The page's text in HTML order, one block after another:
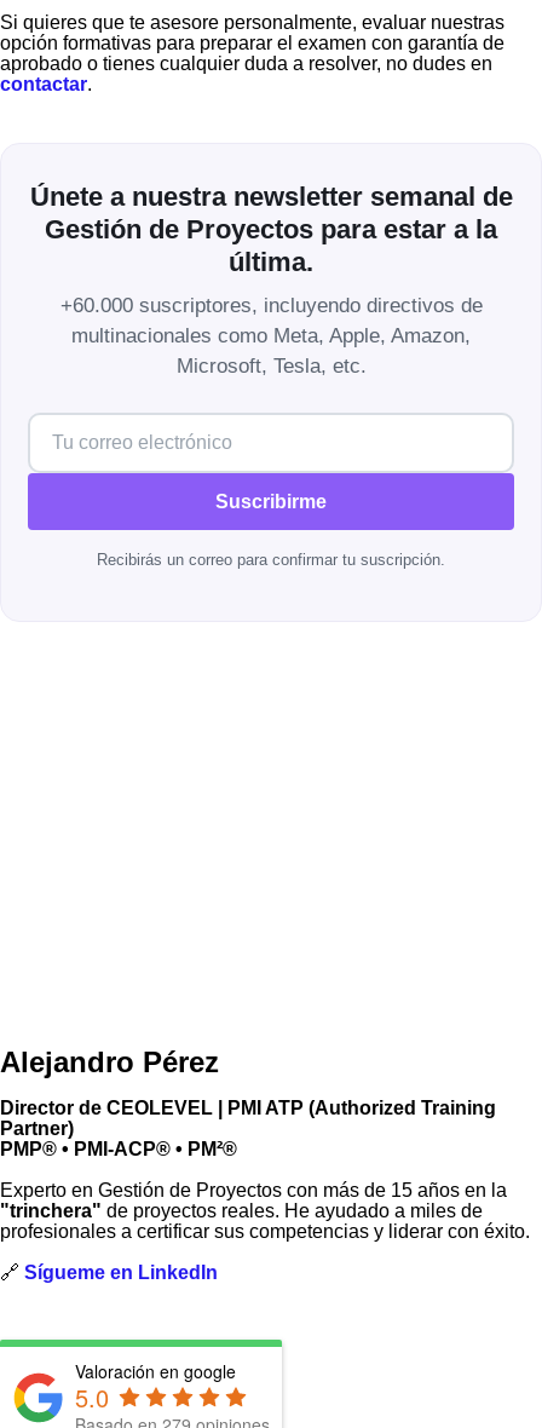
Si quieres que te asesore personalmente, evaluar nuestras
opción formativas para preparar el examen con garantía de
aprobado o tienes cualquier duda a resolver, no dudes en
contactar.
Únete a nuestra newsletter semanal de
Gestión de Proyectos para estar a la
última.
+60.000 suscriptores, incluyendo directivos de
multinacionales como Meta, Apple, Amazon,
Microsoft, Tesla, etc.
Suscribirme
Recibirás un correo para confirmar tu suscripción.
Alejandro Pérez
Director de CEOLEVEL | PMI ATP (Authorized Training
Partner)
PMP® • PMI-ACP® • PM²®
Experto en Gestión de Proyectos con más de 15 años en la
"trinchera" de proyectos reales. He ayudado a miles de
profesionales a certificar sus competencias y liderar con éxito.
🔗 Sígueme en LinkedIn
Valoración en google
5.0